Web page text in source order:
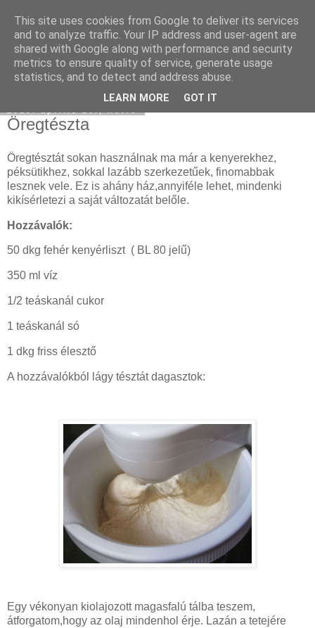
Moha Konyha
Öregtészta
Öregtésztát sokan használnak ma már a kenyerekhez,
péksütikhez, sokkal lazább szerkezetűek, finomabbak
lesznek vele. Ez is ahány ház,annyiféle lehet, mindenki
kikísérletezi a saját változatát belőle.
Hozzávalók:
50 dkg fehér kenyérliszt ( BL 80 jelű)
350 ml víz
1/2 teáskanál cukor
1 teáskanál só
1 dkg friss élesztő
A hozzávalókból lágy tésztát dagasztok:
Egy vékonyan kiolajozott magasfalú tálba teszem,
átforgatom,hogy az olaj mindenhol érje. Lazán a tetejére
This site uses cookies from Google to deliver its services
and to analyze traffic. Your IP address and user-agent are
shared with Google along with performance and security
metrics to ensure quality of service, generate usage
statistics, and to detect and address abuse.
LEARN MORE GOT IT